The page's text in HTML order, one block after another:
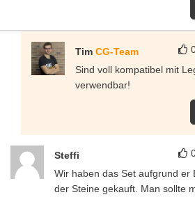
Tim CG-Team
Sind voll kompatibel mit
verwendbar!
Steffi
Wir haben das Set aufgrund er
der Steine gekauft. Man sollte